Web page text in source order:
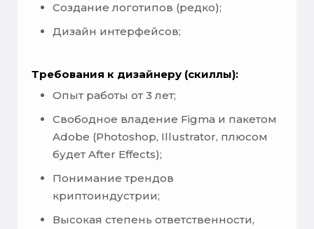
Создание логотипов (редко);
Дизайн интерфейсов;
Требования к дизайнеру (скиллы):
Опыт работы от 3 лет;
Свободное владение Figma и пакетом
Adobe (Photoshop, Illustrator, плюсом
будет After Effects);
Понимание трендов
криптоиндустрии;
Высокая степень ответственности,